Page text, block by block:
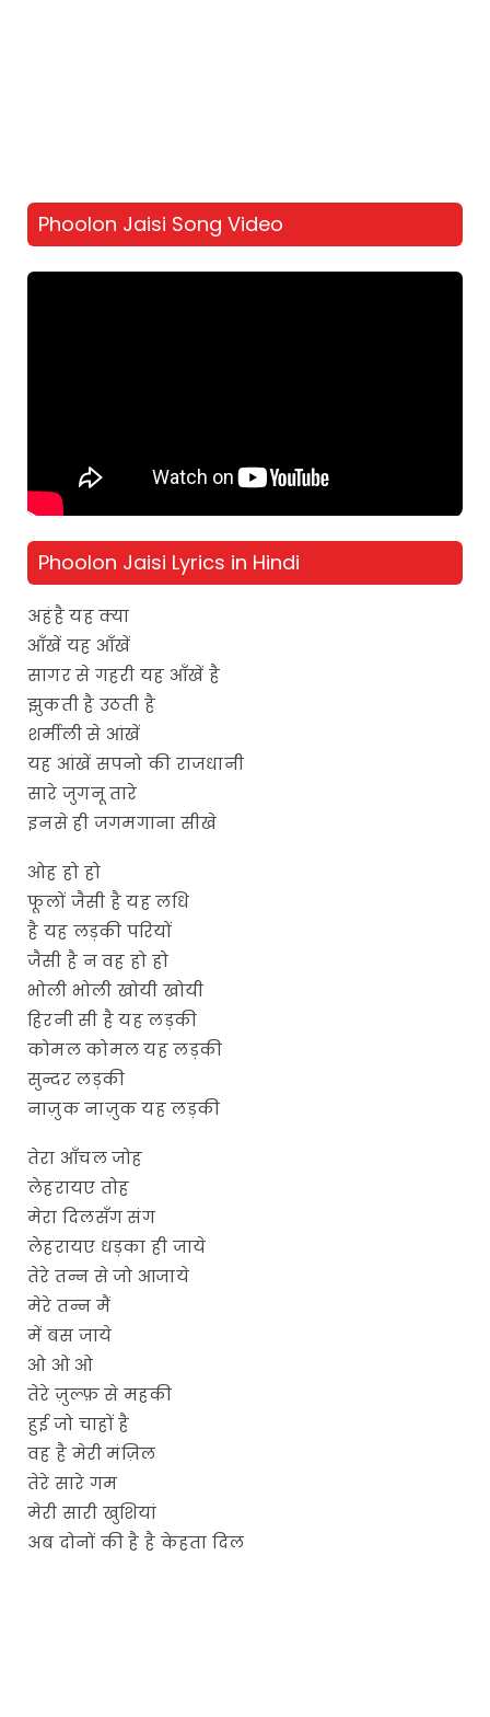
Phoolon Jaisi Song Video
Phoolon Jaisi Lyrics in Hindi
अहंहै यह क्या
आँखें यह आँखें
सागर से गहरी यह आँखें है
झुकती है उठती है
शर्मीली से आंखें
यह आंखें सपनो की राजधानी
सारे जुगनू तारे
इनसे ही जगमगाना सीखे
ओह हो हो
फूलों जैसी है यह लधि
है यह लड़की परियों
जैसी है न वह हो हो
भोली भोली खोयी खोयी
हिरनी सी है यह लड़की
कोमल कोमल यह लड़की
सुन्दर लड़की
नाज़ुक नाज़ुक यह लड़की
तेरा आँचल जोह
लेहरायए तोह
मेरा दिलसँग संग
लेहरायए धड़का ही जाये
तेरे तन्न से जो आजाये
मेरे तन्न मैं
में बस जाये
ओ ओ ओ
तेरे ज़ुल्फ़ से महकी
हुई जो चाहों है
वह है मेरी मंज़िल
तेरे सारे गम
मेरी सारी खुशियां
अब दोनों की है है केहता दिल